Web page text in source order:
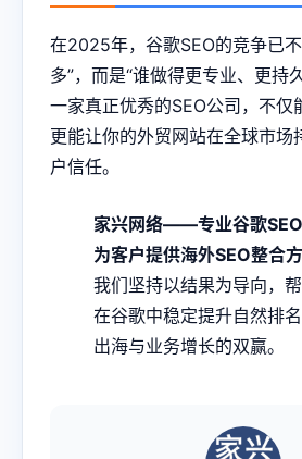
在2025年，谷歌SEO的竞争已
多”，而是“谁做得更专业、更持久
一家真正优秀的SEO公司，不仅
更能让你的外贸网站在全球市场
户信任。
家兴网络——专业谷歌SEO
为客户提供海外SEO整合方
我们坚持以结果为导向，
在谷歌中稳定提升自然排
出海与业务增长的双赢。